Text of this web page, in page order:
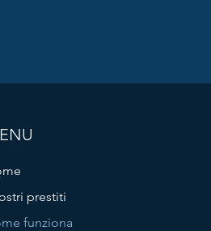
prestiti
funziona